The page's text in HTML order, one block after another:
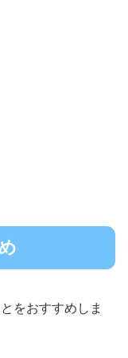
をおすすめしま